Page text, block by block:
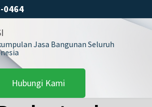
0464
Jasa Bangunan Seluruh
Hubungi Kami